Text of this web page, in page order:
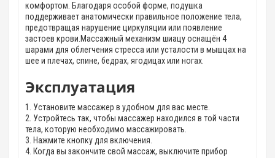
комфортом. Благодаря особой форме, подушка
поддерживает анатомически правильное положение тела,
предотвращая нарушение циркуляции или появление
застоев крови.Массажный механизм шиацу оснащён 4
шарами для облегчения стресса или усталости в мышцах на
шее и плечах, спине, бедрах, ягодицах или ногах.
Эксплуатация
1. Установите массажер в удобном для вас месте.
2. Устройтесь так, чтобы массажер находился в той части
тела, которую необходимо массажировать.
3. Нажмите кнопку для включения.
4. Когда вы закончите свой массаж, выключите прибор